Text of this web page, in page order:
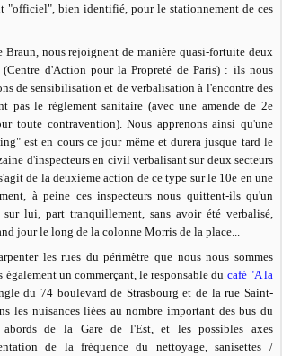
"officiel", bien identifié, pour le stationnement de ces
Braun, nous rejoignent de manière quasi-fortuite deux
d'Action pour la Propreté de Paris) : ils nous
de sensibilisation et de verbalisation à l'encontre des
pas le règlement sanitaire (avec une amende de 2e
toute contravention). Nous apprenons ainsi qu'une
est en cours ce jour même et durera jusque tard le
d'inspecteurs en civil verbalisant sur deux secteurs
de la deuxième action de ce type sur le 10e en une
à peine ces inspecteurs nous quittent-ils qu'un
sur lui, part tranquillement, sans avoir été verbalisé,
jour le long de la colonne Morris de la place...
les rues du périmètre que nous nous sommes
également un commerçant, le responsable du café "A la
du 74 boulevard de Strasbourg et de la rue Saint-
les nuisances liées au nombre important des bus du
de la Gare de l'Est, et les possibles axes
de la fréquence du nettoyage, sanisettes /